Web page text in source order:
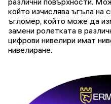
който изчислява ъгъла на
ъгломер, който може да
замени ролетката в
цифрови нивелири имат
нивелиране.